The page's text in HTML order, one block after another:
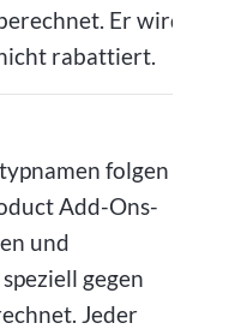
Er wird
rabattiert.
folgen
Add-Ons-
und
gegen
Jeder